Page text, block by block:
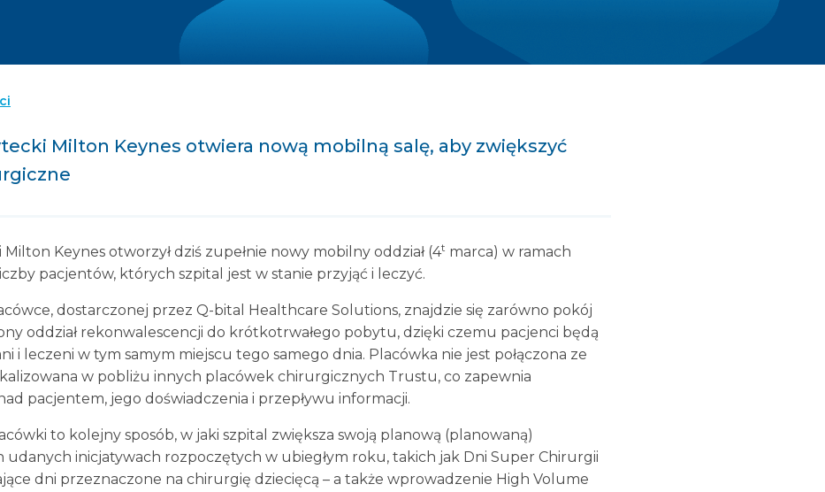
Milton Keynes otwiera nową mobilną salę, aby zwiększyć
Keynes otworzył dziś zupełnie nowy mobilny oddział (4t marca) w ramach
pacjentów, których szpital jest w stanie przyjąć i leczyć.
dostarczonej przez Q-bital Healthcare Solutions, znajdzie się zarówno pokój
oddział rekonwalescencji do krótkotrwałego pobytu, dzięki czemu pacjenci będą
i leczeni w tym samym miejscu tego samego dnia. Placówka nie jest połączona ze
w pobliżu innych placówek chirurgicznych Trustu, co zapewnia
pacjentem, jego doświadczenia i przepływu informacji.
to kolejny sposób, w jaki szpital zwiększa swoją planową (planowaną)
udanych inicjatywach rozpoczętych w ubiegłym roku, takich jak Dni Super Chirurgii
dni przeznaczone na chirurgię dziecięcą – a także wprowadzenie High Volume